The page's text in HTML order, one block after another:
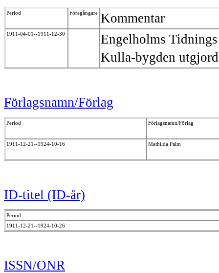
Period Föregångare Kommentar
1911-04-01--1911-12-30
Engelholms
Kulla-bygden
Förlagsnamn/Förlag
Period Förlagsnamn/Förlag
1911-12-21--1924-10-16 Mathilda Palm
ID-titel (ID-år)
Period
1911-12-21--1924-10-26
ISSN/ONR